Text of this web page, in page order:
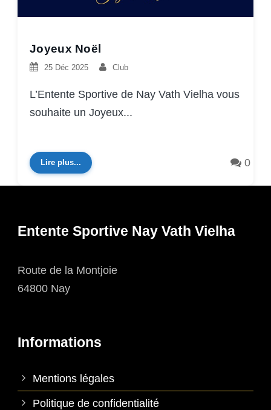
Joyeux Noël
25 Déc 2025 Club
L’Entente Sportive de Nay Vath Vielha vous
souhaite un Joyeux...
Lire plus... 0
Entente Sportive Nay Vath Vielha
Route de la Montjoie
64800 Nay
Informations
Mentions légales
Politique de confidentialité